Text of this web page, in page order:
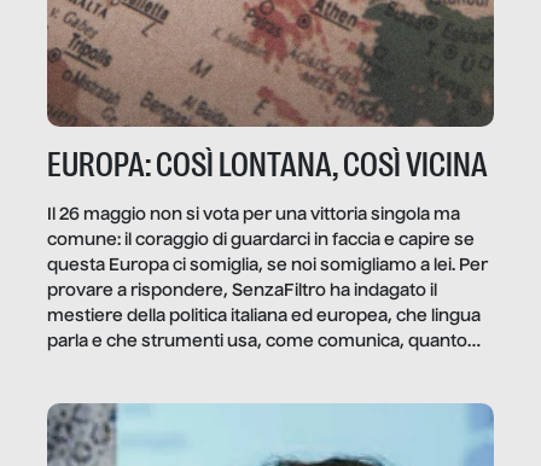
EUROPA: COSÌ LONTANA, COSÌ VICINA
Il 26 maggio non si vota per una vittoria singola ma
comune: il coraggio di guardarci in faccia e capire se
questa Europa ci somiglia, se noi somigliamo a lei. Per
provare a rispondere, SenzaFiltro ha indagato il
mestiere della politica italiana ed europea, che lingua
parla e che strumenti usa, come comunica, quanto